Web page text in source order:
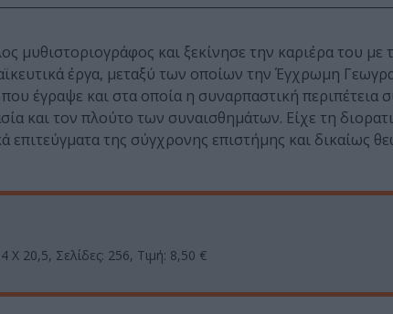
μυθιστοριογράφος και ξεκίνησε την καριέρα του με
έργα, μεταξύ των οποίων την Έγχρωμη
έγραψε και στα οποία η συναρπαστική περιπέτεια
και τον πλούτο των συναισθημάτων. Είχε τη
της σύγχρονης επιστήμης και δικαίως
Χ 20,5, Σελίδες: 256, Τιμή: 8,50 €